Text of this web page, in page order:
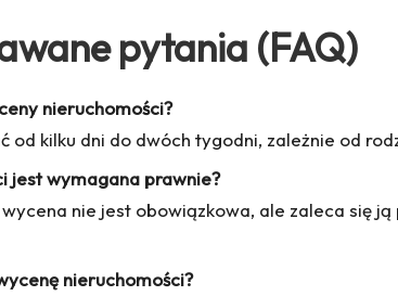
pytania (FAQ)
nieruchomości?
od kilku dni do dwóch tygodni, zależnie od
jest wymagana prawnie?
nie jest obowiązkowa, ale zaleca się
nieruchomości?